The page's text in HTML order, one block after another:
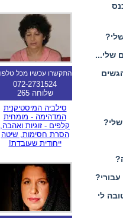
התקשרו עכשיו מכל
072-2731524
שלוחה 265
סילביה המיסטיקנית
המדהימה - מומחית
קלפים - זוגיות ואהבה,
הסרת חסימות, שיטה
ייחודית שעובדת!
שלי...
לי